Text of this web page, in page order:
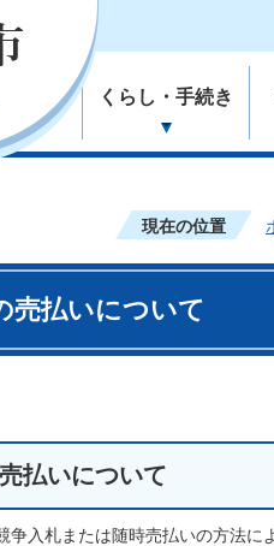
くらし・手続き
現在の位置
売払いについて
払いについて
争入札または随時売払いの方法に